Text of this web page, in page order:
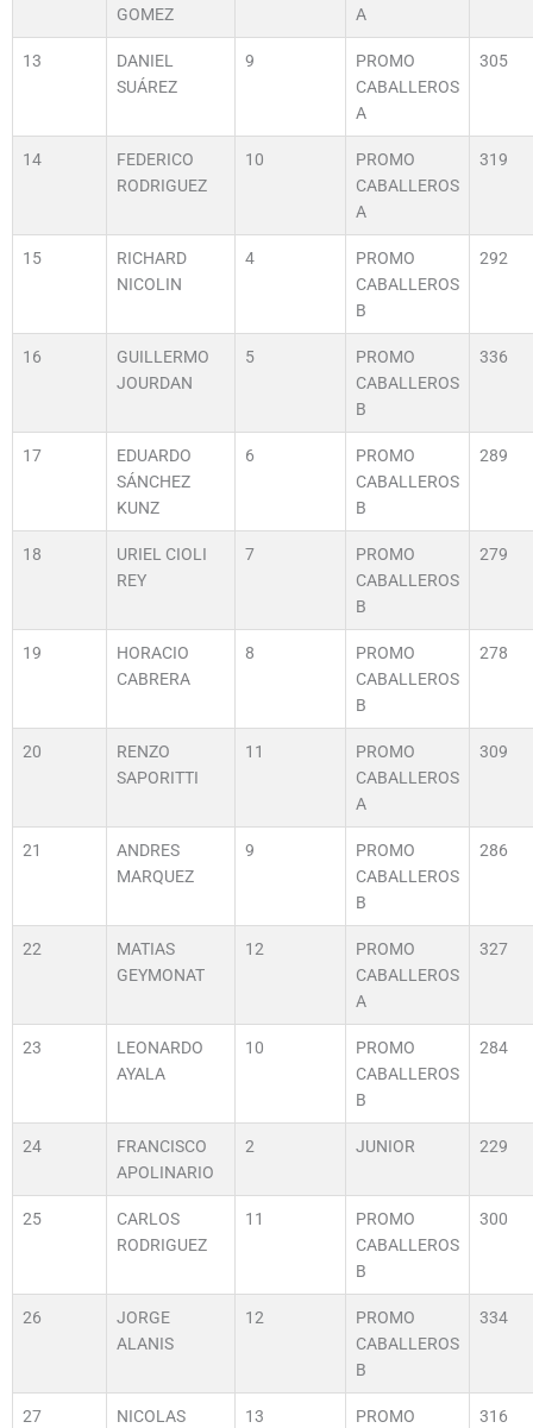
GOMEZ
A
13
DANIEL
SUÁREZ
9
PROMO
CABALLEROS
A
305
14
FEDERICO
RODRIGUEZ
10
PROMO
CABALLEROS
A
319
15
RICHARD
NICOLIN
4
PROMO
CABALLEROS
B
292
16
GUILLERMO
JOURDAN
5
PROMO
CABALLEROS
B
336
17
EDUARDO
SÁNCHEZ
KUNZ
6
PROMO
CABALLEROS
B
289
18
URIEL CIOLI
REY
7
PROMO
CABALLEROS
B
279
19
HORACIO
CABRERA
8
PROMO
CABALLEROS
B
278
20
RENZO
SAPORITTI
11
PROMO
CABALLEROS
A
309
21
ANDRES
MARQUEZ
9
PROMO
CABALLEROS
B
286
22
MATIAS
GEYMONAT
12
PROMO
CABALLEROS
A
327
23
LEONARDO
AYALA
10
PROMO
CABALLEROS
B
284
24
FRANCISCO
APOLINARIO
2 JUNIOR 229
25
CARLOS
RODRIGUEZ
11
PROMO
CABALLEROS
B
300
26
JORGE
ALANIS
12
PROMO
CABALLEROS
B
334
27
NICOLAS
13
PROMO
316